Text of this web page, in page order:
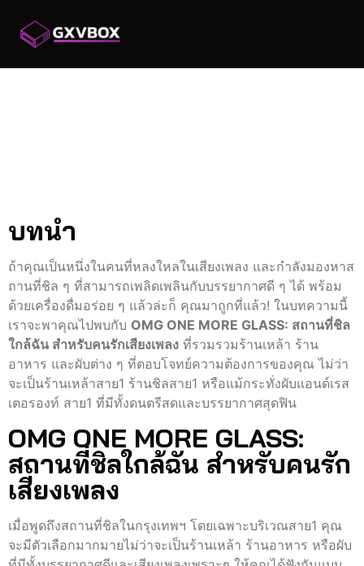
บทนำ
ถ้าคุณเป็นหนึ่งในคนที่หลงใหลในเสียงเพลง และกำลังมองหาส
ถานที่ชิล ๆ ที่สามารถเพลิดเพลินกับบรรยากาศดี ๆ ได้ พร้อม
ด้วยเครื่องดื่มอร่อย ๆ แล้วล่ะก็ คุณมาถูกที่แล้ว! ในบทความนี้
เราจะพาคุณไปพบกับ OMG ONE MORE GLASS: สถานที่ชิล
ใกล้ฉัน สำหรับคนรักเสียงเพลง ที่รวมรวมร้านเหล้า ร้าน
อาหาร และผับต่าง ๆ ที่ตอบโจทย์ความต้องการของคุณ ไม่ว่า
จะเป็นร้านเหล้าสาย1 ร้านชิลสาย1 หรือแม้กระทั่งผับแอนด์เรส
เตอรองท์ สาย1 ที่มีทั้งดนตรีสดและบรรยากาศสุดฟิน
OMG ONE MORE GLASS:
สถานที่ชิลใกล้ฉัน สำหรับคนรัก
เสียงเพลง
เมื่อพูดถึงสถานที่ชิลในกรุงเทพฯ โดยเฉพาะบริเวณสาย1 คุณ
จะมีตัวเลือกมากมายไม่ว่าจะเป็นร้านเหล้า ร้านอาหาร หรือผับ